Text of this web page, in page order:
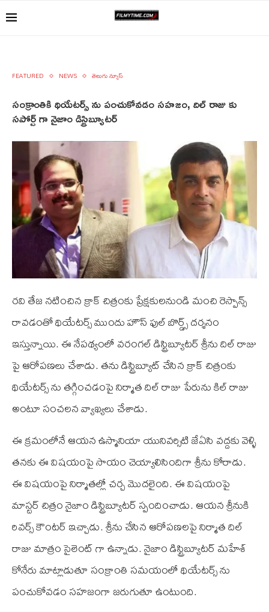
FEATURED NEWS తెలుగు న్యూస్
సంక్రాంతికి థియేటర్స్ ను పంచుకోవడం సహజం, దిల్ రాజు కు
సపోర్ట్ గా నైజాం డిస్ట్రిబ్యూటర్
రవి తేజ నటించిన క్రాక్ చిత్రంకు ప్రేక్షకులనుండి మంచి రెస్పాన్స్
రావడంతో థియేటర్స్ ముందు హౌస్ ఫుల్ బొర్డ్స్ దర్శనం
ఇస్తున్నాయి. ఈ నేపథ్యంలో వరంగల్ డిస్ట్రిబ్యూటర్ శ్రీను దిల్ రాజు
పై ఆరోపణలు చేశాడు. తను డిస్ట్రిబ్యూట్ చేసిన క్రాక్ చిత్రంకు
థియేటర్స్ ను తగ్గించడంపై నిర్మాత దిల్ రాజు పేరును కిల్ రాజు
అంటూ సంచలన వ్యాఖ్యలు చేశాడు.
ఈ క్రమంలోనే ఆయన ఉస్మానియా యునివర్సిటి జే‌ఏ‌సి వద్దకు వెళ్ళి
తనకు ఈ విషయంపై సాయం చెయ్యాలిసిందిగా శ్రీను కోరాడు.
ఈ విషయంపై నిర్మాతల్లో చర్చ మొదలైంది. ఈ విషయంపై
మాస్టర్ చిత్రం నైజాం డిస్ట్రిబ్యూటర్ స్పందించాడు. ఆయన శ్రీనుకి
రివర్స్ కౌంటర్ ఇచ్చాడు. శ్రీను చేసిన ఆరోపణలపై నిర్మాత దిల్
రాజు మాత్రం సైలెంట్ గా ఉన్నాడు. నైజాం డిస్ట్రిబ్యూటర్ మహేశ్
కోనేరు మాట్లాడుతూ సంక్రాంతి సమయంలో థియేటర్స్ ను
పంచుకోవడం సహజంగా జరుగుతూ ఉంటుంది.